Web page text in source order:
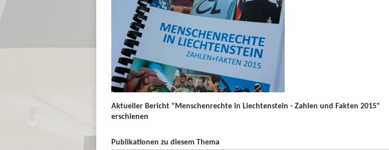
Aktueller Bericht "Menschenrechte in Liechtenstein - Zahlen und Fakten 2015"
erschienen
Publikationen zu diesem Thema